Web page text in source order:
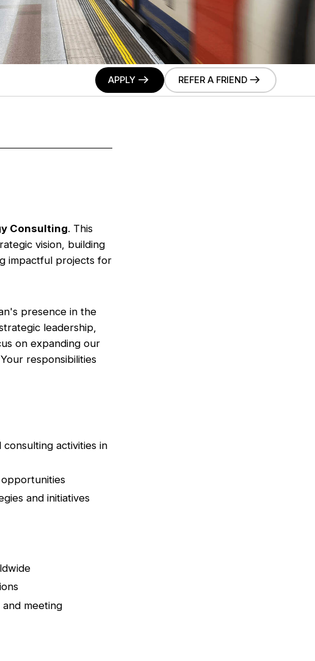
APPLY REFER A FRIEND
Consulting. This
vision, building
impactful projects for
presence in the
leadership,
on expanding our
responsibilities
activities in
and initiatives
meeting